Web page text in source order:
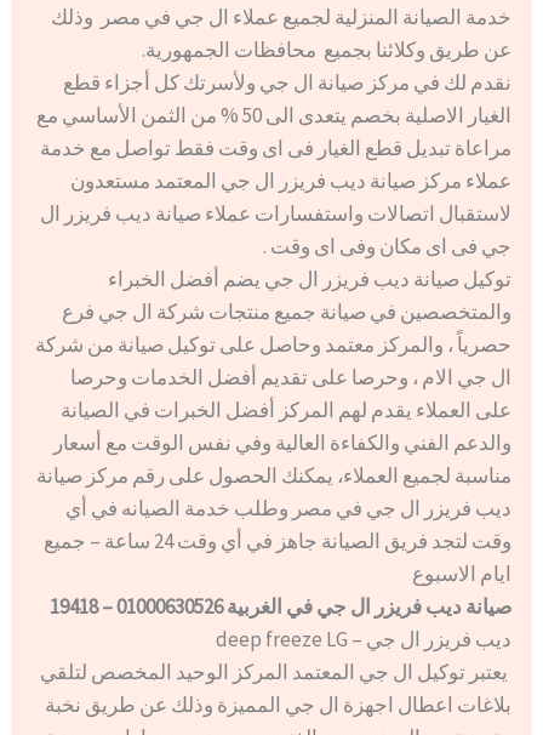
خدمة الصيانة المنزلية لجميع عملاء ال جي في مصر وذلك
عن طريق وكلائنا بجميع محافظات الجمهورية.
نقدم لك في مركز صيانة ال جي ولأسرتك كل أجزاء قطع
الغيار الاصلية بخصم يتعدى الى 50 % من الثمن الأساسي مع
مراعاة تبديل قطع الغيار فى اى وقت فقط تواصل مع خدمة
عملاء مركز صيانة ديب فريزر ال جي المعتمد مستعدون
لاستقبال اتصالات واستفسارات عملاء صيانة ديب فريزر ال
جي فى اى مكان وفى اى وقت .
توكيل صيانة ديب فريزر ال جي يضم أفضل الخبراء
والمتخصصين في صيانة جميع منتجات شركة ال جي فرع
حصرياً ، والمركز معتمد وحاصل على توكيل صيانة من شركة
ال جي الام ، وحرصا على تقديم أفضل الخدمات وحرصا
على العملاء يقدم لهم المركز أفضل الخبرات في الصيانة
والدعم الفني والكفاءة العالية وفي نفس الوقت مع أسعار
مناسبة لجميع العملاء، يمكنك الحصول على رقم مركز صيانة
ديب فريزر ال جي في مصر وطلب خدمة الصيانه في أي
وقت لتجد فريق الصيانة جاهز في أي وقت 24 ساعة – جميع
ايام الاسبوع
صيانة ديب فريزر ال جي في الغربية 01000630526 – 19418
ديب فريزر ال جي – deep freeze LG
يعتبر توكيل ال جي المعتمد المركز الوحيد المخصص لتلقي
بلاغات اعطال اجهزة ال جي المميزة وذلك عن طريق نخبة